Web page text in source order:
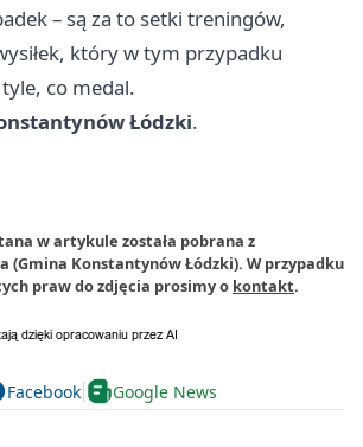
– są za to setki treningów,
który w tym przypadku
co medal.
Łódzki.
w artykule została pobrana z
(Gmina Konstantynów Łódzki). W przypadku
praw do zdjęcia prosimy o kontakt.
Facebook Google News